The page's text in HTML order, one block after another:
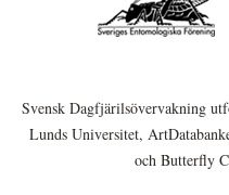
Svensk Dagfjärilsövervakning
Lunds Universitet,
och Butterfly